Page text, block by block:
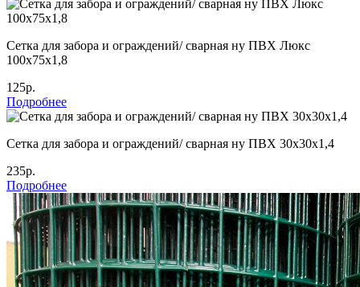
Сетка для забора и ограждений/ сварная ну ПВХ Люкс
100х75х1,8
125р.
Подробнее
Сетка для забора и ограждений/ сварная ну ПВХ 30х30х1,4
235р.
Подробнее